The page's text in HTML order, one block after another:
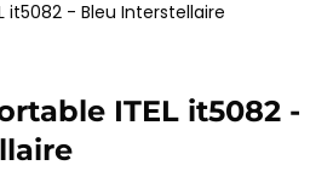
it5082 - Bleu Interstellaire
ITEL it5082 -